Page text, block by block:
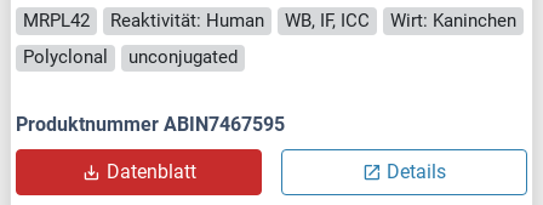
MRPL42 Reaktivität: Human WB, IF, ICC
Wirt: Kaninchen
Polyclonal
unconjugated
Produktnummer ABIN7467595
Datenblatt Details